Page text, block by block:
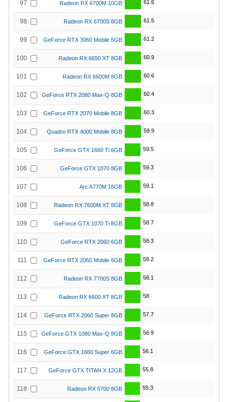
97 Radeon RX 6700M 10GB 61.6
98 Radeon RX 6700S 8GB 61.5
99 GeForce RTX 3060 Mobile 6GB 61.2
100 Radeon RX 6650 XT 8GB 60.9
101 Radeon RX 6600M 8GB 60.6
102 GeForce RTX 2080 Max-Q 8GB 60.4
103 GeForce RTX 2070 Mobile 8GB 60.3
104 Quadro RTX 4000 Mobile 8GB 59.9
105 GeForce GTX 1660 Ti 6GB 59.5
106 GeForce GTX 1070 8GB 59.3
107 Arc A770M 16GB 59.1
108 Radeon RX 7600M XT 8GB 58.8
109 GeForce GTX 1070 Ti 8GB 58.7
110 GeForce RTX 2060 6GB 58.3
111 GeForce RTX 2060 Mobile 6GB 58.2
112 Radeon RX 7700S 8GB 58.1
113 Radeon RX 6600 XT 8GB 58
114 GeForce RTX 2060 Super 8GB 57.7
115 GeForce GTX 1080 Max-Q 8GB 56.9
116 GeForce GTX 1660 Super 6GB 56.1
117 GeForce GTX TITAN X 12GB 55.8
118 Radeon RX 5700 8GB 55.3